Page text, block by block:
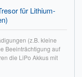
für Lithium-
(z.B. kleine
Beeinträchtigung auf
die LiPo Akkus mit